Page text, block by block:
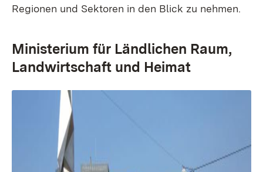
Regionen und Sektoren in den Blick zu nehmen.
Ministerium für Ländlichen Raum,
Landwirtschaft und Heimat